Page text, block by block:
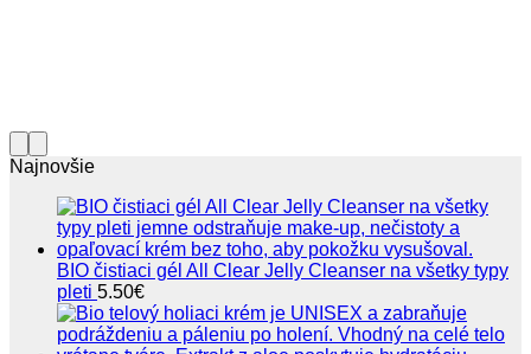
Najnovšie
BIO čistiaci gél All Clear Jelly Cleanser na všetky typy
pleti 5.50€